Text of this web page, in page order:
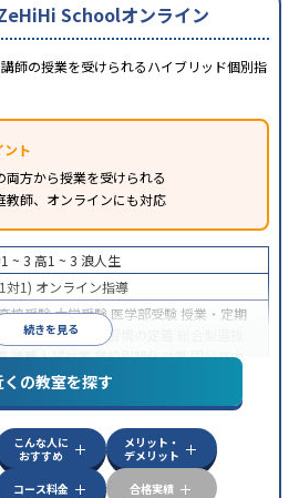
Schoolオンライン
師の授業を受けられるハイブリッド個別指
ント
両方から授業を受けられる
教師、オンラインにも対応
続きを見る
~ 3 高1 ~ 3 浪人生
対1) オンライン指導
校受験大学受験 医学部受験 授業・定期
内申点対策 学習習慣の定着
推薦入試対策学校別特化対策国公立大
策共通テスト対策
英語・英会話特化
生に対応授業の振替可能 不登校生に対
ン対応 1科目から受講可能季節講習の
自習室あり
くの教室を探す
こんな人に
おすすめ
メリット・
デメリット
コース料金 合格実績